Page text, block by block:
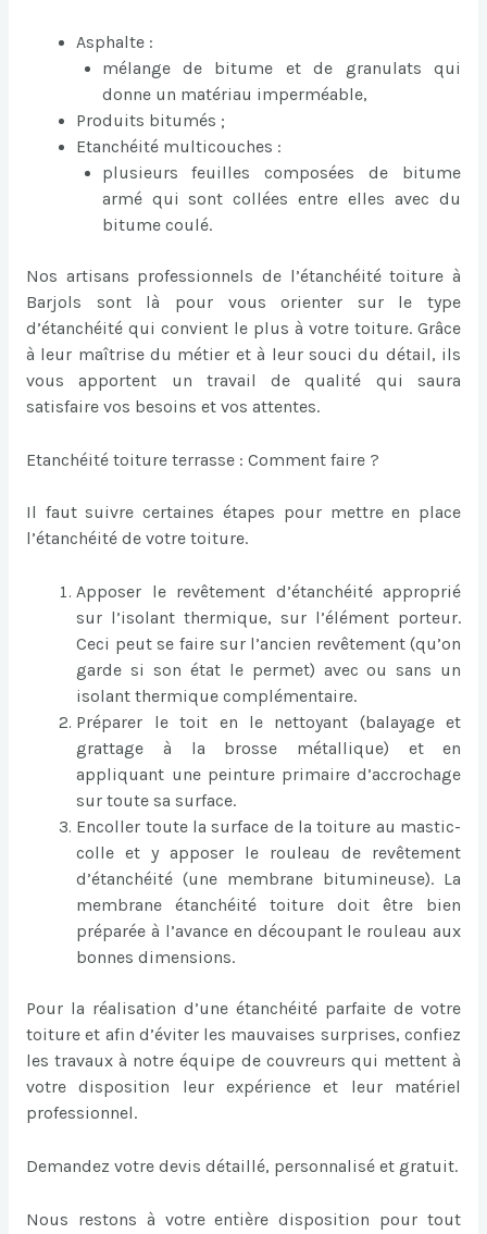
Asphalte :
mélange de bitume et de granulats qui
donne un matériau imperméable,
Produits bitumés ;
Etanchéité multicouches :
plusieurs feuilles composées de bitume
armé qui sont collées entre elles avec du
bitume coulé.
Nos artisans professionnels de l’étanchéité toiture à
Barjols sont là pour vous orienter sur le type
d’étanchéité qui convient le plus à votre toiture. Grâce
à leur maîtrise du métier et à leur souci du détail, ils
vous apportent un travail de qualité qui saura
satisfaire vos besoins et vos attentes.
Etanchéité toiture terrasse : Comment faire ?
Il faut suivre certaines étapes pour mettre en place
l’étanchéité de votre toiture.
Apposer le revêtement d’étanchéité approprié
sur l’isolant thermique, sur l’élément porteur.
Ceci peut se faire sur l’ancien revêtement (qu’on
garde si son état le permet) avec ou sans un
isolant thermique complémentaire.
Préparer le toit en le nettoyant (balayage et
grattage à la brosse métallique) et en
appliquant une peinture primaire d’accrochage
sur toute sa surface.
Encoller toute la surface de la toiture au mastic-
colle et y apposer le rouleau de revêtement
d’étanchéité (une membrane bitumineuse). La
membrane étanchéité toiture doit être bien
préparée à l’avance en découpant le rouleau aux
bonnes dimensions.
Pour la réalisation d’une étanchéité parfaite de votre
toiture et afin d’éviter les mauvaises surprises, confiez
les travaux à notre équipe de couvreurs qui mettent à
votre disposition leur expérience et leur matériel
professionnel.
Demandez votre devis détaillé, personnalisé et gratuit.
Nous restons à votre entière disposition pour tout